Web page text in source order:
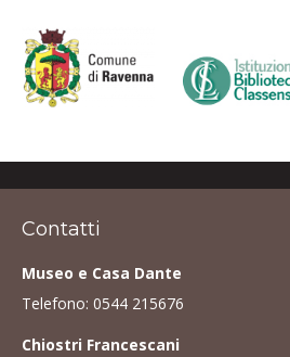
Contatti
Museo e Casa Dante
Telefono: 0544 215676
Chiostri Francescani